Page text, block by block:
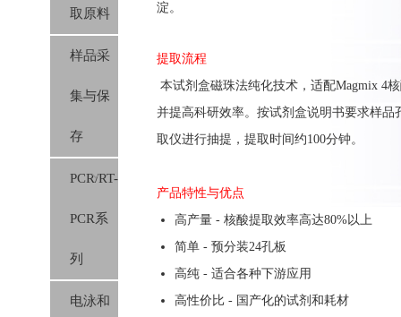
取原料
样品采
集与保
存
PCR/RT-
PCR系
列
电泳和
淀。
提取流程
本试剂盒磁珠法纯化技术，适配Magmix 4
并提高科研效率。按试剂盒说明书要求样品
取仪进行抽提，提取时间约100分钟。
产品特性与优点
高产量 - 核酸提取效率高达80%以上
简单 - 预分装24孔板
高纯 - 适合各种下游应用
高性价比 - 国产化的试剂和耗材